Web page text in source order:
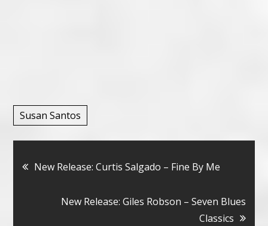
Susan Santos
Bericht
navigatie
New Release: Curtis Salgado – Fine By Me
New Release: Giles Robson – Seven Blues
Classics